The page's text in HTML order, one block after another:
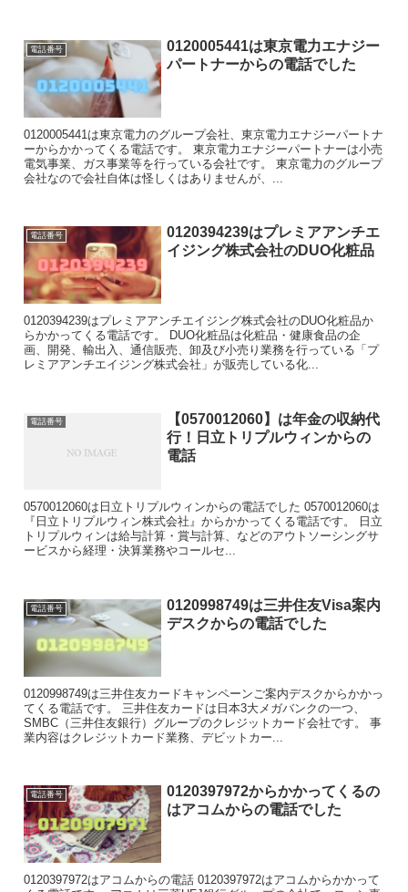
電話番号
0120005441は東京電力エナジー
パートナーからの電話でした
0120005441は東京電力のグループ会社、東京電力エナジーパートナ
ーからかかってくる電話です。 東京電力エナジーパートナーは小売
電気事業、ガス事業等を行っている会社です。 東京電力のグループ
会社なので会社自体は怪しくはありませんが、...
電話番号
0120394239はプレミアアンチエ
イジング株式会社のDUO化粧品
0120394239はプレミアアンチエイジング株式会社のDUO化粧品か
らかかってくる電話です。 DUO化粧品は化粧品・健康食品の企
画、開発、輸出入、通信販売、卸及び小売り業務を行っている「プ
レミアアンチエイジング株式会社」が販売している化...
電話番号
【0570012060】は年金の収納代
行！日立トリプルウィンからの
電話
0570012060は日立トリプルウィンからの電話でした 0570012060は
『日立トリプルウィン株式会社』からかかってくる電話です。 日立
トリプルウィンは給与計算・賞与計算、などのアウトソーシングサ
ービスから経理・決算業務やコールセ...
電話番号
0120998749は三井住友Visa案内
デスクからの電話でした
0120998749は三井住友カードキャンペーンご案内デスクからかかっ
てくる電話です。 三井住友カードは日本3大メガバンクの一つ、
SMBC（三井住友銀行）グループのクレジットカード会社です。 事
業内容はクレジットカード業務、デビットカー...
電話番号
0120397972からかかってくるの
はアコムからの電話でした
0120397972はアコムからの電話 0120397972はアコムからかかって